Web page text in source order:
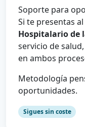
Soporte para
Si te presentas
Hospitalario de
servicio de
en ambos
Metodología
oportunidades.
Sigues sin coste